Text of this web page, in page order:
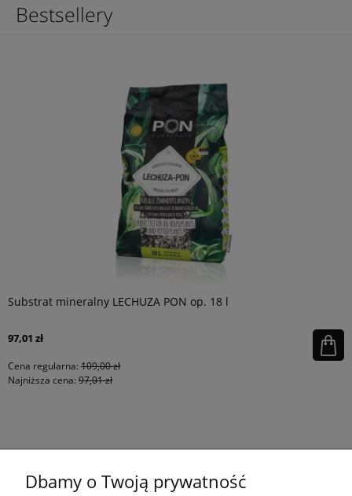
Bestsellery
Substrat mineralny LECHUZA PON op. 18 l
97,01 zł
Cena regularna: 109,00 zł
Najniższa cena: 97,01 zł
Dbamy o Twoją prywatność